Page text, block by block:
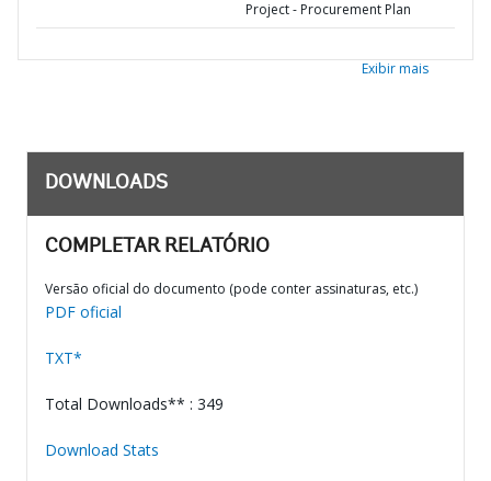
Project - Procurement Plan
Exibir mais
DOWNLOADS
COMPLETAR RELATÓRIO
Versão oficial do documento (pode conter assinaturas, etc.)
PDF oficial
TXT*
Total Downloads** : 349
Download Stats